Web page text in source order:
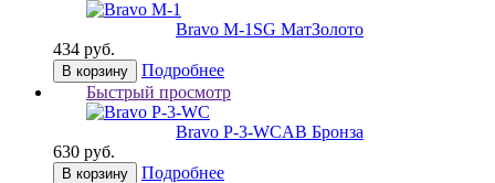
Bravo M-1 SG МатЗолото
434 руб.
В корзину
Подробнее
Быстрый просмотр
Bravo P-3-WCAB Бронза
630 руб.
В корзину
Подробнее